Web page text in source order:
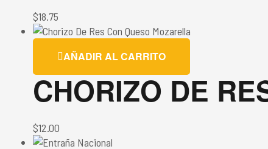
$18.75
AÑADIR AL CARRITO
CHORIZO DE
$12.00